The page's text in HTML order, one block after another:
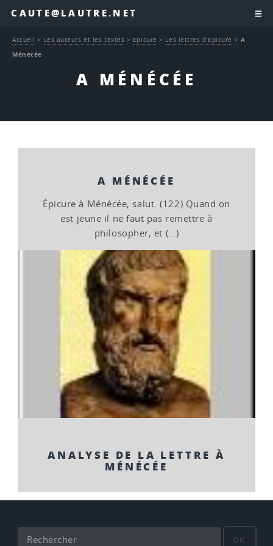
CAUTE@LAUTRE.NET
A MÉNÉCÉE
Accueil > Les auteurs et les textes > Epicure > Les lettres d’Epicure > A
Ménécée
A MÉNÉCÉE
Épicure à Ménécée, salut. (122) Quand on
est jeune il ne faut pas remettre à
philosopher, et (…)
ANALYSE DE LA LETTRE À
MÉNÉCÉE
OK